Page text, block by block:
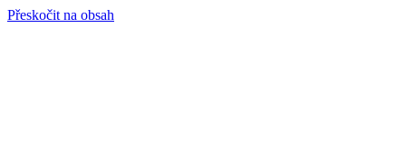
Přeskočit na obsah